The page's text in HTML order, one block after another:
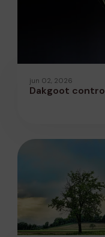
jun 02, 2026
Dakgoot